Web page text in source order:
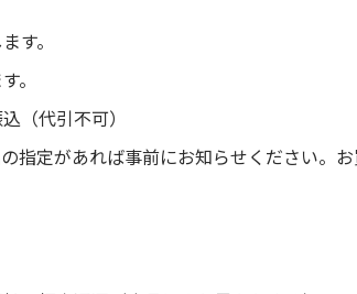
す。
。
（代引不可）
指定があれば事前にお知らせください。